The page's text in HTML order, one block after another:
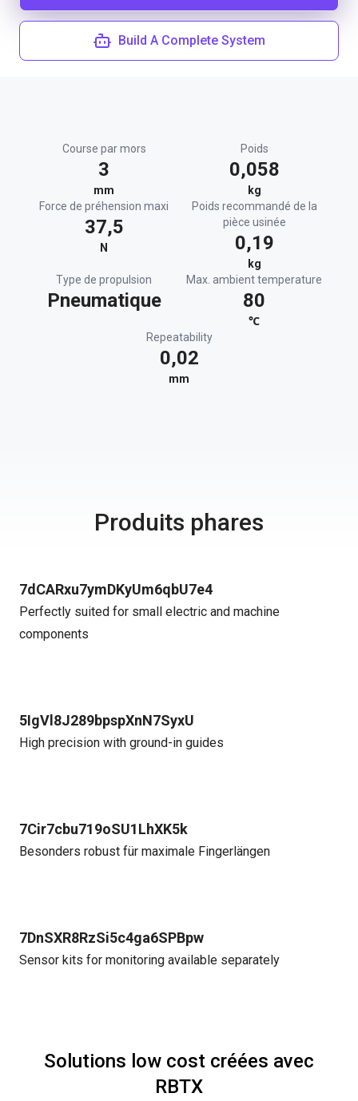
Build A Complete System
Course par mors
3
mm
Poids
0,058
kg
Force de préhension maxi
37,5
N
Poids recommandé de la
pièce usinée
0,19
kg
Type de propulsion
Pneumatique
Max. ambient temperature
80
℃
Repeatability
0,02
mm
Produits phares
7dCARxu7ymDKyUm6qbU7e4
Perfectly suited for small electric and machine
components
5IgVl8J289bpspXnN7SyxU
High precision with ground-in guides
7Cir7cbu719oSU1LhXK5k
Besonders robust für maximale Fingerlängen
7DnSXR8RzSi5c4ga6SPBpw
Sensor kits for monitoring available separately
Solutions low cost créées avec
RBTX